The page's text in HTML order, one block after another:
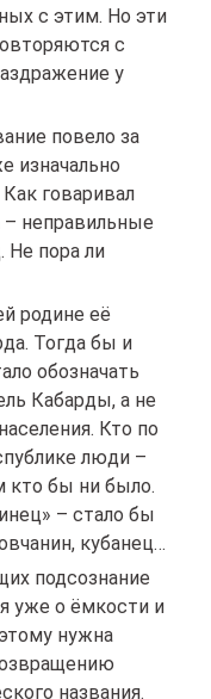
с этим. Но эти
с
у
повело за
изначально
говаривал
– неправильные
пора ли
родине её
Тогда бы и
обозначать
Кабарды, а не
Кто по
люди –
кто бы ни было.
– стало бы
кубанец…
подсознание
уже о ёмкости и
нужна
названия.